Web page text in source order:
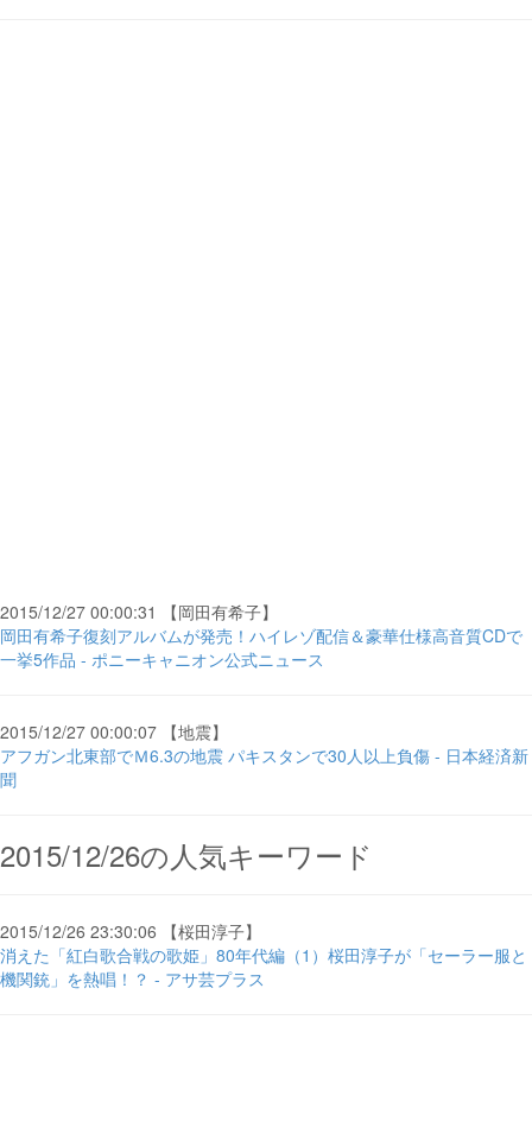
2015/12/27 00:00:31 【岡田有希子】
岡田有希子復刻アルバムが発売！ハイレゾ配信＆豪華仕様高音質CDで
一挙5作品 - ポニーキャニオン公式ニュース
2015/12/27 00:00:07 【地震】
アフガン北東部でＭ6.3の地震 パキスタンで30人以上負傷 - 日本経済新
聞
2015/12/26の人気キーワード
2015/12/26 23:30:06 【桜田淳子】
消えた「紅白歌合戦の歌姫」80年代編（1）桜田淳子が「セーラー服と
機関銃」を熱唱！？ - アサ芸プラス